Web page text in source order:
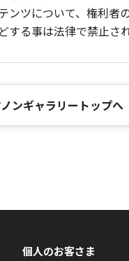
ンツについて、権利者
する事は法律で禁止さ
ンギャラリートップへ
個人のお客さま